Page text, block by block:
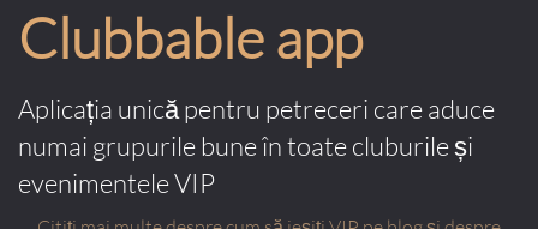
Clubbable app
Aplicația unică pentru petreceri care aduce
numai grupurile bune în toate cluburile și
evenimentele VIP